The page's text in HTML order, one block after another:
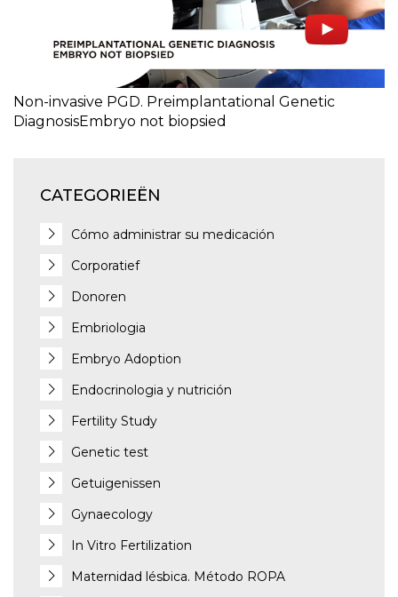
Non-invasive PGD. Preimplantational Genetic
DiagnosisEmbryo not biopsied
CATEGORIEËN
Cómo administrar su medicación
Corporatief
Donoren
Embriologia
Embryo Adoption
Endocrinologia y nutrición
Fertility Study
Genetic test
Getuigenissen
Gynaecology
In Vitro Fertilization
Maternidad lésbica. Método ROPA